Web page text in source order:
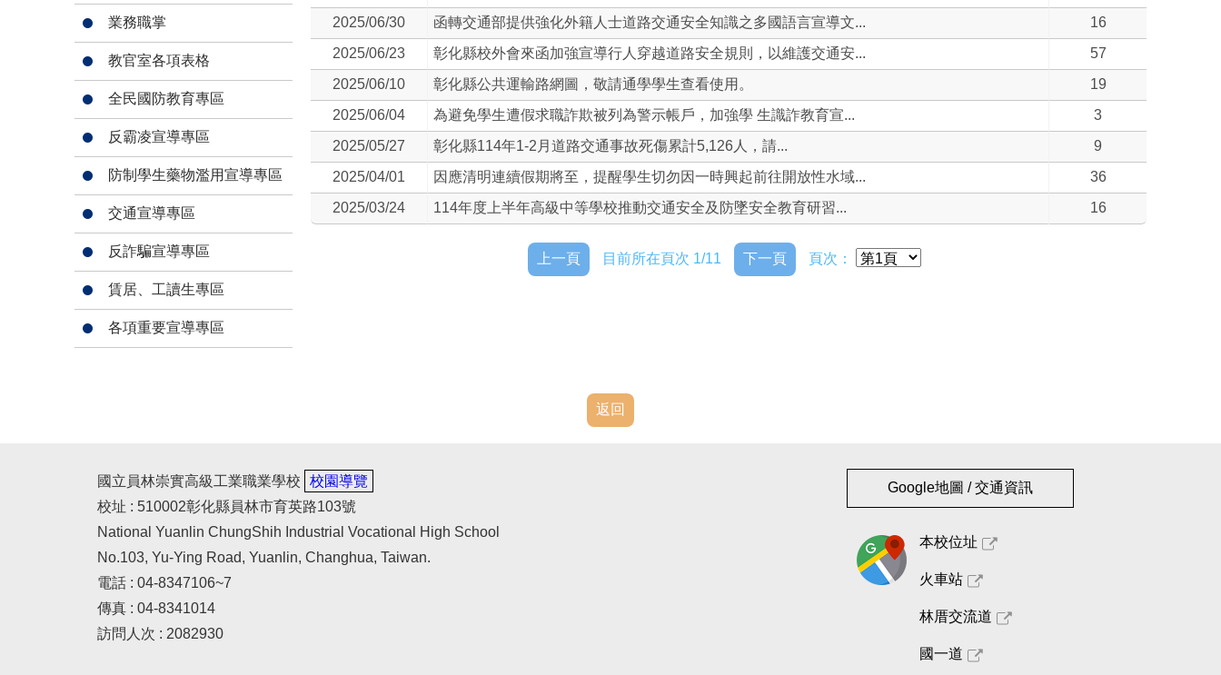
業務職掌
教官室各項表格
全民國防教育專區
反霸凌宣導專區
防制學生藥物濫用宣導專區
交通宣導專區
反詐騙宣導專區
賃居、工讀生專區
各項重要宣導專區
2025/06/30
函轉交通部提供強化外籍人士道路交通安全知識之多國語言宣導文...
16
2025/06/23
彰化縣校外會來函加強宣導行人穿越道路安全規則，以維護交通安...
57
2025/06/10
彰化縣公共運輸路網圖，敬請通學學生查看使用。
19
2025/06/04
為避免學生遭假求職詐欺被列為警示帳戶，加強學 生識詐教育宣...
3
2025/05/27
彰化縣114年1-2月道路交通事故死傷累計5,126人，請...
9
2025/04/01
因應清明連續假期將至，提醒學生切勿因一時興起前往開放性水域...
36
2025/03/24
114年度上半年高級中等學校推動交通安全及防墜安全教育研習... 16
上一頁 目前所在頁次 1/11 下一頁 頁次：
返回
國立員林崇實高級工業職業學校
校園導覽
校址 : 510002彰化縣員林市育英路103號
National Yuanlin ChungShih Industrial Vocational High School
No.103, Yu-Ying Road, Yuanlin, Changhua, Taiwan.
電話 : 04-8347106~7
傳真 : 04-8341014
訪問人次 : 2082930
Google地圖 / 交通資訊
本校位址
火車站
林厝交流道
國一道